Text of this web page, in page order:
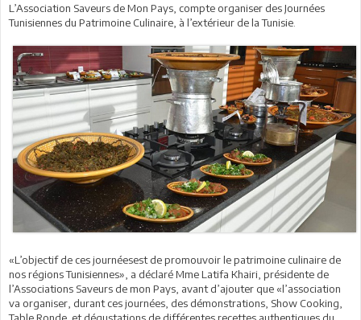
L’Association Saveurs de Mon Pays, compte organiser des Journées
Tunisiennes du Patrimoine Culinaire, à l’extérieur de la Tunisie.
«L’objectif de ces journéesest de promouvoir le patrimoine culinaire de
nos régions Tunisiennes», a déclaré Mme Latifa Khairi, présidente de
l’Associations Saveurs de mon Pays, avant d’ajouter que «l’association
va organiser, durant ces journées, des démonstrations, Show Cooking,